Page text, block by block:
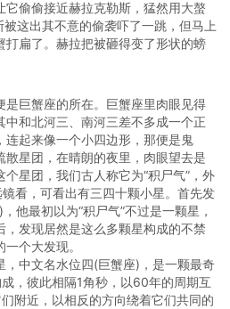
它偷偷接近赫拉克勒斯，猛然用大螯
这出其不意的偷袭吓了一跳，但马上
打扁了。赫拉把被砸得变了形状的螃
是巨蟹座的所在。巨蟹座里肉眼见得
和北河三、南河三差不多成一个正
连起来像一个小四边形，那便是鬼
星团，在晴朗的夜里，肉眼望去是
星团，我们古人称它为“积尸气”，外
看，可看出有三四十颗小星。首先发
他最初以为“积尸气”不过是一颗星，
，发现居然是这么多颗星构成的不禁
个大发现。
，中文名水位四(巨蟹座)，是一颗最奇
，彼此相隔1角秒，以60年的周期互
附近，以相反的方向绕着它们共同的